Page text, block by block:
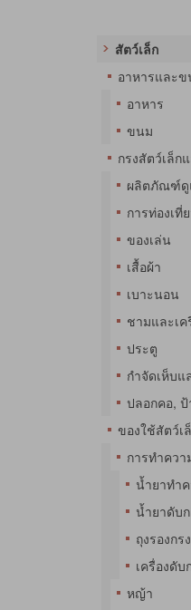
สัตว์เล็ก
อาหารและ
อาหาร
ขนม
กรงสัตว์เล็ก
ผลิตภัณฑ์
การท่องเที่
ของเล่น
เสื้อผ้า
เบาะนอน
ชามและเค
ประตู
กำจัดเห็บแ
ปลอกคอ,
ของใช้สัตว์เ
การทำคว
น้ำยาทำ
น้ำยาดับ
ถุงรองกรง
เครื่องดับ
หญ้า